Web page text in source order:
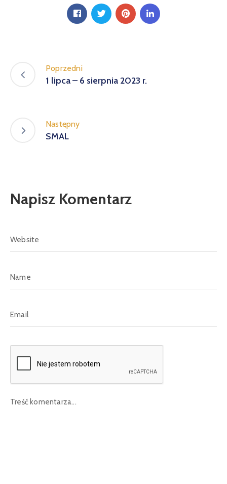
Poprzedni
1 lipca – 6 sierpnia 2023 r.
Następny
SMAL
Napisz Komentarz